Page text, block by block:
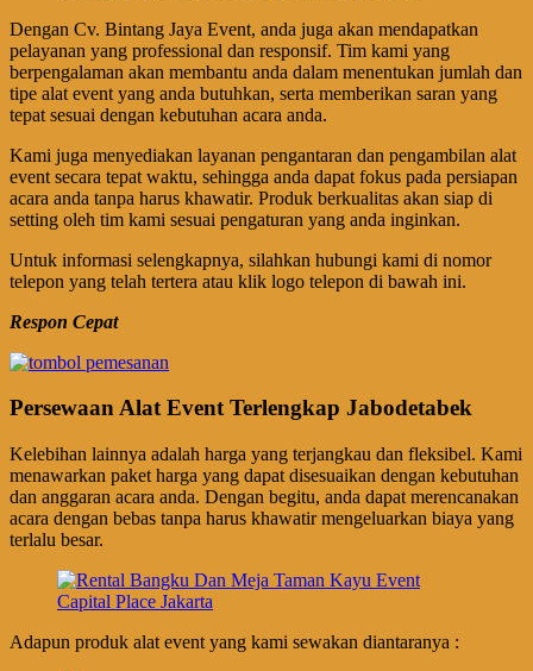
Dengan Cv. Bintang Jaya Event, anda juga akan mendapatkan
pelayanan yang professional dan responsif. Tim kami yang
berpengalaman akan membantu anda dalam menentukan jumlah dan
tipe alat event yang anda butuhkan, serta memberikan saran yang
tepat sesuai dengan kebutuhan acara anda.
Kami juga menyediakan layanan pengantaran dan pengambilan alat
event secara tepat waktu, sehingga anda dapat fokus pada persiapan
acara anda tanpa harus khawatir. Produk berkualitas akan siap di
setting oleh tim kami sesuai pengaturan yang anda inginkan.
Untuk informasi selengkapnya, silahkan hubungi kami di nomor
telepon yang telah tertera atau klik logo telepon di bawah ini.
Respon Cepat
Persewaan Alat Event Terlengkap Jabodetabek
Kelebihan lainnya adalah harga yang terjangkau dan fleksibel. Kami
menawarkan paket harga yang dapat disesuaikan dengan kebutuhan
dan anggaran acara anda. Dengan begitu, anda dapat merencanakan
acara dengan bebas tanpa harus khawatir mengeluarkan biaya yang
terlalu besar.
Adapun produk alat event yang kami sewakan diantaranya :